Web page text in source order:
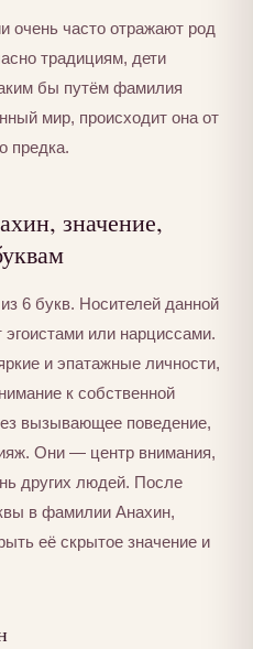
очень часто отражают род
традициям, дети
бы путём фамилия
мир, происходит она от
предка.
значение,
6 букв. Носителей данной
или нарциссами.
и эпатажные личности,
к собственной
вызывающее поведение,
Они — центр внимания,
других людей. После
в фамилии Анахин,
её скрытое значение и